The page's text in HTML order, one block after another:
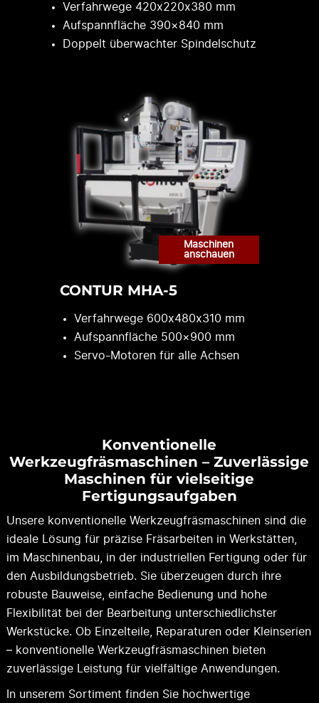
Verfahrwege 420x220x380 mm
Aufspannfläche 390×840 mm
Doppelt überwachter Spindelschutz
CONTUR MHA-5
Verfahrwege 600x480x310 mm
Aufspannfläche 500×900 mm
Servo-Motoren für alle Achsen
Konventionelle
Werkzeugfräsmaschinen – Zuverlässige
Maschinen für vielseitige
Fertigungsaufgaben
Unsere konventionelle Werkzeugfräsmaschinen sind die
ideale Lösung für präzise Fräsarbeiten in Werkstätten,
im Maschinenbau, in der industriellen Fertigung oder für
den Ausbildungsbetrieb. Sie überzeugen durch ihre
robuste Bauweise, einfache Bedienung und hohe
Flexibilität bei der Bearbeitung unterschiedlichster
Werkstücke. Ob Einzelteile, Reparaturen oder Kleinserien
– konventionelle Werkzeugfräsmaschinen bieten
zuverlässige Leistung für vielfältige Anwendungen.
In unserem Sortiment finden Sie hochwertige